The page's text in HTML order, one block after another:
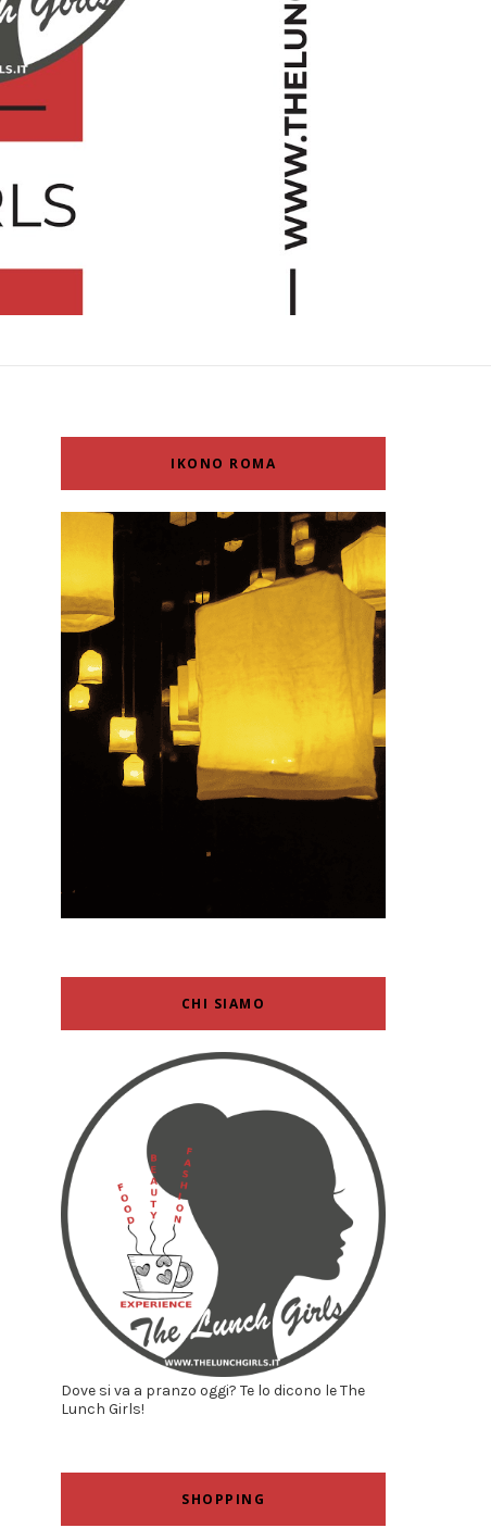
IKONO ROMA
CHI SIAMO
Dove si va a pranzo oggi? Te lo dicono le The
Lunch Girls!
SHOPPING